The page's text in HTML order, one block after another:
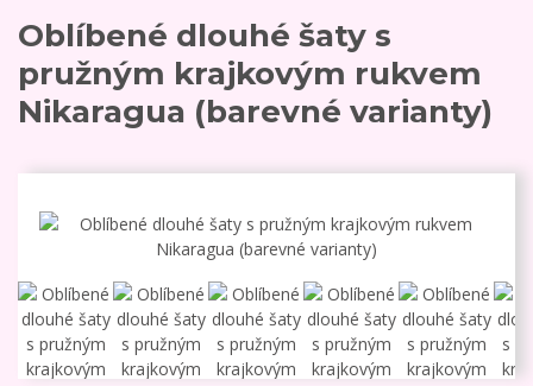
Oblíbené dlouhé šaty s
pružným krajkovým rukvem
Nikaragua (barevné varianty)